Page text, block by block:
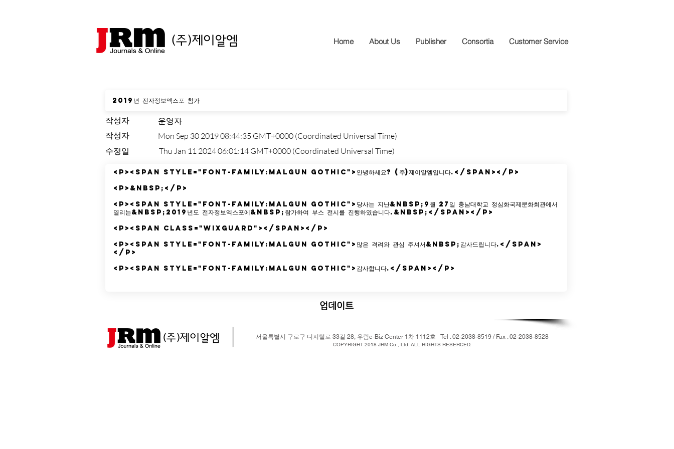
(주)제이알엠 Home About Us Publisher Consortia Customer Service
작성자
운영자
작성자
Mon Sep 30 2019 08:44:35 GMT+0000 (Coordinated Universal Time)
수정일
Thu Jan 11 2024 06:01:14 GMT+0000 (Coordinated Universal Time)
업데이트
​서울특별시 구로구 디지털로 33길 28, 우림e-Biz Center 1차 1112호 Tel : 02-2038-8519 / Fax : 02-2038-8528
COPYRIGHT 2018 JRM Co., Ltd. ALL RIGHTS RESERCED.​
(주)제이알엠